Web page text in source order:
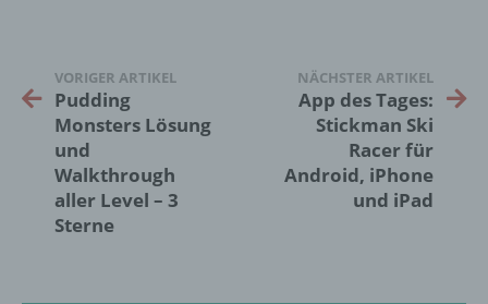
VORIGER ARTIKEL
Pudding
Monsters Lösung
und
Walkthrough
aller Level – 3
Sterne
NÄCHSTER ARTIKEL
App des Tages:
Stickman Ski
Racer für
Android, iPhone
und iPad
personenbezogene Daten von dem für die
Verarbeitung Verantwortlichen verarbeitet
werden.
c) Verarbeitung